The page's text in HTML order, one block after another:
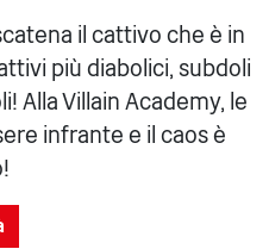
il cattivo che è in
più diabolici, subdoli
Alla Villain Academy, le
infrante e il caos è